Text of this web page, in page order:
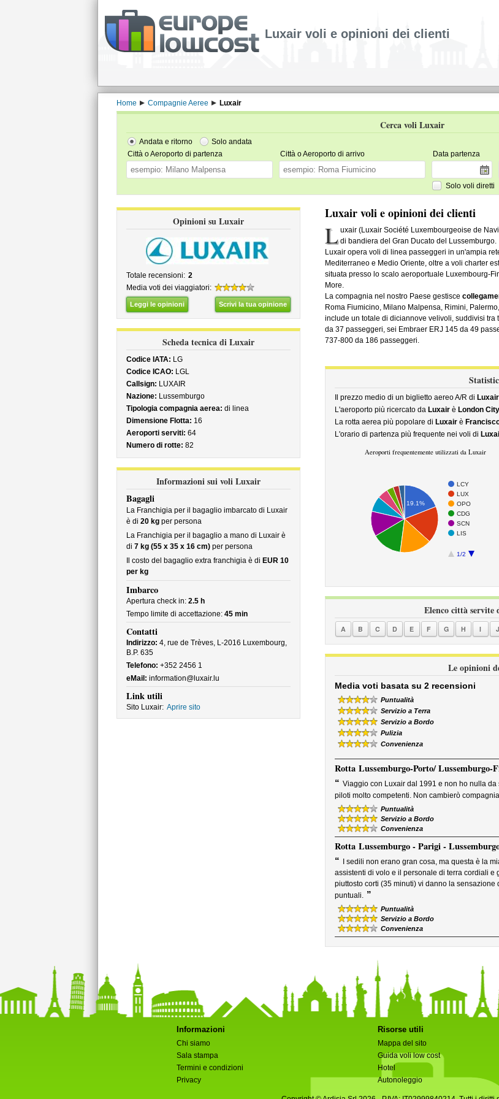
Luxair voli e opinioni dei clienti
Home Compagnie Aeree Luxair
Cerca voli Luxair
Andata e ritorno
Solo andata
Città o Aeroporto di partenza
Città o Aeroporto di arrivo Data partenza
Solo voli diretti
Opinioni su Luxair
Totale recensioni: 2
Media voti dei viaggiatori:
Leggi le opinioni Scrivi la tua opinione
Scheda tecnica di Luxair
Codice IATA: LG
Codice ICAO: LGL
Callsign: LUXAIR
Nazione: Lussemburgo
Tipologia compagnia aerea: di linea
Dimensione Flotta: 16
Aeroporti serviti: 64
Numero di rotte: 82
Informazioni sui voli Luxair
Bagagli
La Franchigia per il bagaglio imbarcato di Luxair
è di 20 kgper persona
La Franchigia per il bagaglio a mano di Luxair è
di 7 kg (55 x 35 x 16 cm)per persona
Il costo del bagaglio extra franchigia è di EUR 10
per kg
Imbarco
Apertura check in: 2.5 h
Tempo limite di accettazione: 45 min
Contatti
Indirizzo: 4, rue de Trèves, L-2016 Luxembourg,
B.P. 635
Telefono: +352 2456 1
eMail: information@luxair.lu
Link utili
Sito Luxair: Aprire sito
Luxair voli e opinioni dei clienti
L uxair (Luxair Société Luxembourgeoise de
di bandiera del Gran Ducato del Lussemburgo.
Luxair opera voli di linea passeggeri in un'ampia
Mediterraneo e Medio Oriente, oltre a voli charter
situata presso lo scalo aeroportuale Luxembourg-
More.
La compagnia nel nostro Paese gestisce
Roma Fiumicino, Milano Malpensa, Rimini,
include un totale di diciannove velivoli, suddivisi
da 37 passeggeri, sei Embraer ERJ 145 da 49
737-800 da 186 passeggeri.
Il prezzo medio di un biglietto aereo A/R di Luxair
L'aeroporto più ricercato da Luxairè London
La rotta aerea più popolare di Luxairè
L'orario di partenza più frequente nei voli di
Aeroporti frequentemente utilizzati da Luxair
LCY
LUX
OPO
CDG
SCN
LIS
1/2
19.1%
Elenco città
A B C D E F G H I J
Le opinioni
Media voti basata su 2 recensioni
Puntualità
Servizio a Terra
Servizio a Bordo
Pulizia
Convenienza
Rotta Lussemburgo-Porto/ Lussemburgo-
“ Viaggio con Luxair dal 1991 e non ho nulla
piloti molto competenti. Non cambierò
Puntualità
Servizio a Bordo
Convenienza
Rotta Lussemburgo - Parigi -
“
I sedili non erano gran cosa, ma questa è la
assistenti di volo e il personale di terra cordiali
piuttosto corti (35 minuti) vi danno la
puntuali. ”
Puntualità
Servizio a Bordo
Convenienza
Informazioni
Chi siamo
Sala stampa
Termini e condizioni
Privacy
Risorse utili
Mappa del sito
Guida voli low cost
Hotel
Autonoleggio